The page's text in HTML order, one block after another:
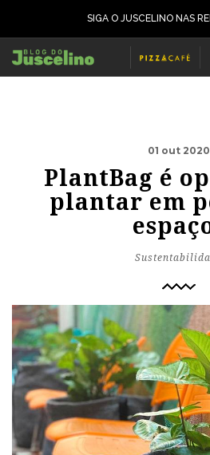
SIGA O JUSCELINO NAS
01 out 2020
PlantBag é
plantar em